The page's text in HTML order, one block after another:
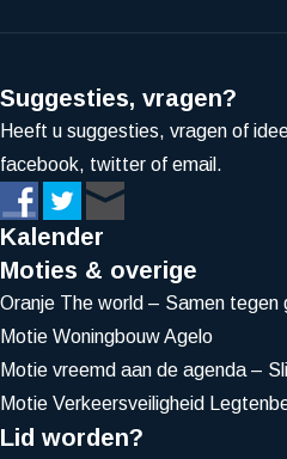
Suggesties, vragen?
Heeft u suggesties, vragen of
facebook, twitter of email.
Kalender
Moties & overige
Oranje The world – Samen tegen
Motie Woningbouw Agelo
Motie vreemd aan de agenda –
Motie Verkeersveiligheid
Lid worden?